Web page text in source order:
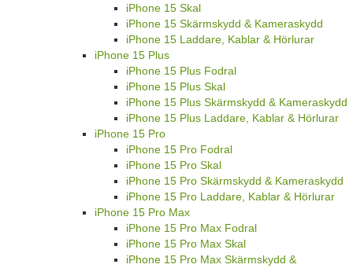
iPhone 15 Skal
iPhone 15 Skärmskydd & Kameraskydd
iPhone 15 Laddare, Kablar & Hörlurar
iPhone 15 Plus
iPhone 15 Plus Fodral
iPhone 15 Plus Skal
iPhone 15 Plus Skärmskydd & Kameraskydd
iPhone 15 Plus Laddare, Kablar & Hörlurar
iPhone 15 Pro
iPhone 15 Pro Fodral
iPhone 15 Pro Skal
iPhone 15 Pro Skärmskydd & Kameraskydd
iPhone 15 Pro Laddare, Kablar & Hörlurar
iPhone 15 Pro Max
iPhone 15 Pro Max Fodral
iPhone 15 Pro Max Skal
iPhone 15 Pro Max Skärmskydd &